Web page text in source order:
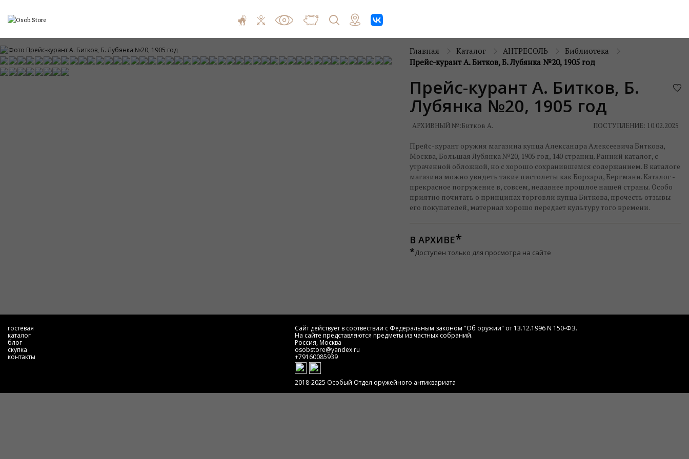
Главная Каталог АНТРЕСОЛЬ
Библиотека
Прейс-курант А. Битков, Б. Лубянка №20, 1905 год
Прейс-курант А. Битков, Б.
Лубянка №20, 1905 год
АРХИВНЫЙ №:Битков А. ПОСТУПЛЕНИЕ: 10.02.2025
Прейс-курант оружия магазина купца Александра Алексеевича Биткова,
Москва, Большая Лубянка №20, 1905 год, 140 страниц. Ранний каталог, с
утраченной обложкой, но с хорошо сохранившемся содержанием. В каталоге
магазина можно увидеть такие пистолеты как Борхард, Бергманн. Каталог -
прекрасное погружение в, совсем, недавнее прошлое нашей страны. Особо
приятно почитать о принципах торговли купца Биткова, прочесть отзывы
его покупателей, материал хорошо передает культуру того времени.
В АРХИВЕ
*Доступен только для просмотра на сайте
гостевая
каталог
блог
скупка
контакты
Сайт действует в соотвествии с Федеральным законом "Об оружии" от 13.12.1996 N 150-ФЗ.
На сайте представляются предметы из частных собраний.
Россия, Москва
osobstore@yandex.ru
+79160085939
2018-2025 Особый Отдел оружейного антиквариата